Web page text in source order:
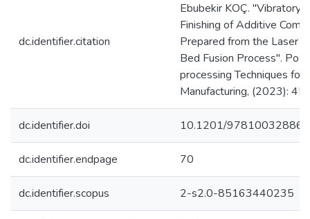
dc.identifier.citation
Ebubekir KOÇ. "Vibratory
Finishing of Additive
Prepared from the Laser
Bed Fusion Process".
processing Techniques for
Manufacturing, (2023):
dc.identifier.doi 10.1201/
dc.identifier.endpage 70
dc.identifier.scopus 2-s2.0-85163440235